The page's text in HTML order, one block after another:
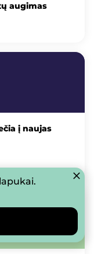
augimas
į naujas